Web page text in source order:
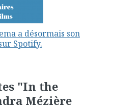
a désormais son
Spotify.
"In the
Mézière